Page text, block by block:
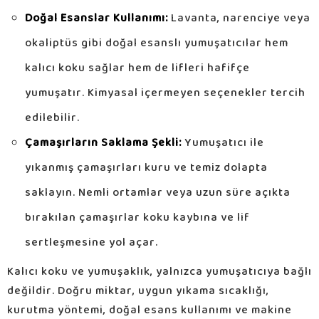
Doğal Esanslar Kullanımı:Lavanta, narenciye veya
okaliptüs gibi doğal esanslı yumuşatıcılar hem
kalıcı koku sağlar hem de lifleri hafifçe
yumuşatır. Kimyasal içermeyen seçenekler tercih
edilebilir.
Çamaşırların Saklama Şekli:Yumuşatıcı ile
yıkanmış çamaşırları kuru ve temiz dolapta
saklayın. Nemli ortamlar veya uzun süre açıkta
bırakılan çamaşırlar koku kaybına ve lif
sertleşmesine yol açar.
Kalıcı koku ve yumuşaklık, yalnızca yumuşatıcıya bağlı
değildir. Doğru miktar, uygun yıkama sıcaklığı,
kurutma yöntemi, doğal esans kullanımı ve makine